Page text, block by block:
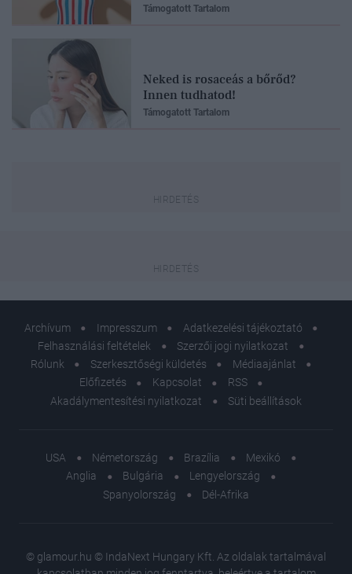
Támogatott Tartalom
Neked is rosaceás a bőrőd?
Innen tudhatod!
Támogatott Tartalom
Archívum Impresszum
Adatkezelési tájékoztató
Felhasználási feltételek
Szerzői jogi nyilatkozat
Rólunk
Szerkesztőségi küldetés
Médiaajánlat
Előfizetés
Kapcsolat
RSS
Akadálymentesítési nyilatkozat
Süti beállítások
USA Németország Brazília
Mexikó
Anglia
Bulgária
Lengyelország
Spanyolország
Dél-Afrika
© glamour.hu © IndaNext Hungary Kft. Az oldalak tartalmával